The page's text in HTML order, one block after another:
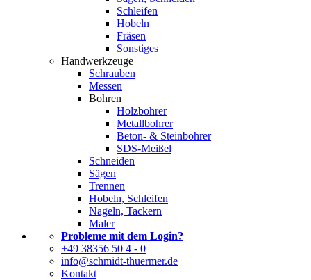
Schleifen
Hobeln
Fräsen
Sonstiges
Handwerkzeuge
Schrauben
Messen
Bohren
Holzbohrer
Metallbohrer
Beton- & Steinbohrer
SDS-Meißel
Schneiden
Sägen
Trennen
Hobeln, Schleifen
Nageln, Tackern
Maler
Probleme mit dem Login?
+49 38356 50 4 - 0
info@schmidt-thuermer.de
Kontakt